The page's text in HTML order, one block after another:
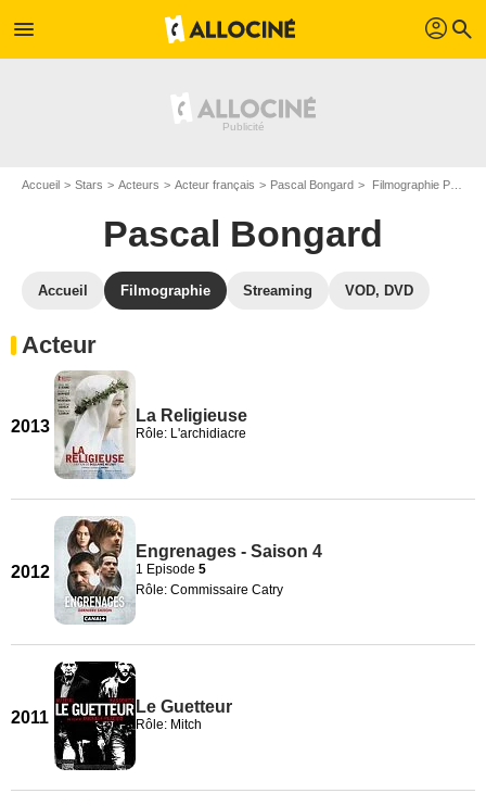
menu profil search
Accueil Stars Acteurs Acteur français Pascal Bongard Filmographie Pascal Bongard
Pascal Bongard
Accueil Filmographie Streaming VOD, DVD
Acteur
2013
La Religieuse
Rôle: L'archidiacre
2012
Engrenages - Saison 4
1 Episode 5
Rôle: Commissaire Catry
2011
Le Guetteur
Rôle: Mitch